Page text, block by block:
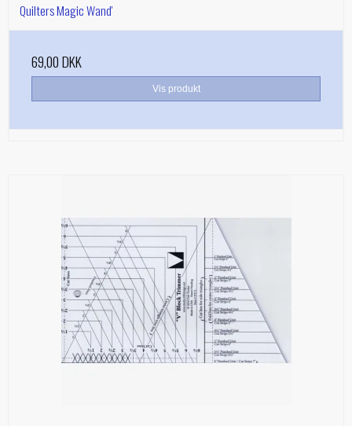
Quilters Magic Wand'
69,00 DKK
Vis produkt